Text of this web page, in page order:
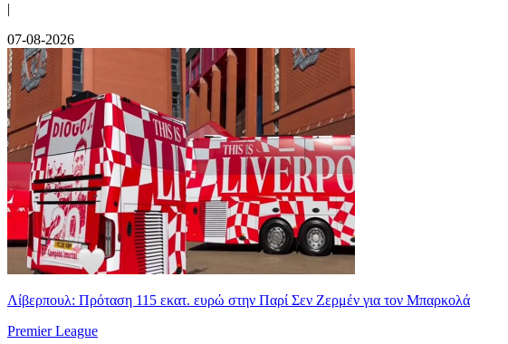
|
07-08-2026
Λίβερπουλ: Πρόταση 115 εκατ. ευρώ στην Παρί Σεν Ζερμέν για τον Μπαρκολά
Premier League